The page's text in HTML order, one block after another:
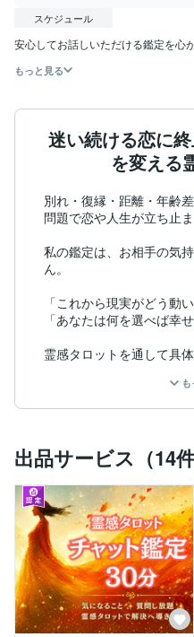
スケジュール
安心してお話しいただける鑑定を心
もっと見る
迷い続ける恋に
を変える
別れ・復縁・距離・年齢
問題で恋や人生が立ち止
私の鑑定は、お相手の気
ん。
「これから現実がどう動
「あなたは何を選べば幸
霊感タロットを通して具
霊感タロット占い師の心
【このようなお悩みはあり
・大好きなのに関係が進
・別れた理由が分からず
・相手は今も気持ちがあ
・待つべきか手放すべき
・この恋を続けた未来を
・気持ちの整理だけでな
そんな時こそ、一人で抱
い。
出品サービス（14件